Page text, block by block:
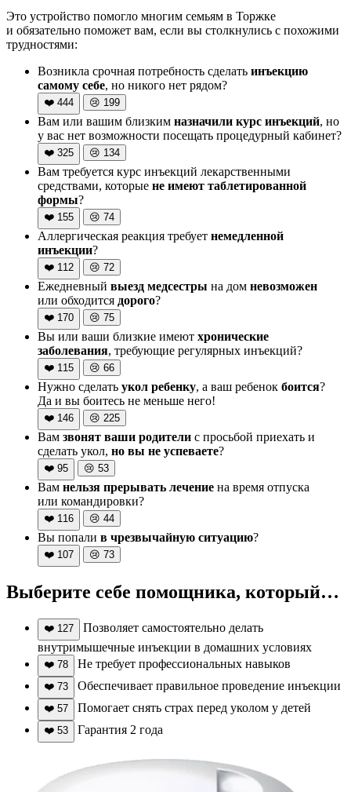
Это устройство помогло многим семьям в Торжке
и обязательно поможет вам, если вы столкнулись с похожими
трудностями:
Возникла срочная потребность сделать инъекцию
самому себе, но никого нет рядом?
❤️ 444 😢 199
Вам или вашим близким назначили курс инъекций, но
у вас нет возможности посещать процедурный кабинет?
❤️ 325 😢 134
Вам требуется курс инъекций лекарственными
средствами, которые не имеют таблетированной
формы?
❤️ 155 😢 74
Аллергическая реакция требует немедленной
инъекции?
❤️ 112 😢 72
Ежедневный выезд медсестры на дом невозможен
или обходится дорого?
❤️ 170 😢 75
Вы или ваши близкие имеют хронические
заболевания, требующие регулярных инъекций?
❤️ 115 😢 66
Нужно сделать укол ребенку, а ваш ребенок боится?
Да и вы боитесь не меньше него!
❤️ 146 😢 225
Вам звонят ваши родители с просьбой приехать и
сделать укол, но вы не успеваете?
❤️ 95 😢 53
Вам нельзя прерывать лечение на время отпуска
или командировки?
❤️ 116 😢 44
Вы попали в чрезвычайную ситуацию?
❤️ 107 😢 73
Выберите себе помощника, который…
❤️ 127
Позволяет самостоятельно делать
внутримышечные инъекции в домашних условиях
❤️ 78 Не требует профессиональных навыков
❤️ 73 Обеспечивает правильное проведение инъекции
❤️ 57 Помогает снять страх перед уколом у детей
❤️ 53 Гарантия 2 года